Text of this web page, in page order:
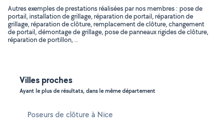
Autres exemples de prestations réalisées par nos membres : pose de
portail, installation de grillage, réparation de portail, réparation de
grillage, réparation de clôture, remplacement de clôture, changement
de portail, démontage de grillage, pose de panneaux rigides de clôture,
réparation de portillon, ..
Villes proches
Ayant le plus de résultats, dans le même département
Poseurs de clôture à Nice